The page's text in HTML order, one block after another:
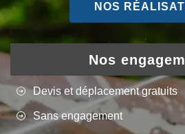
NOS
Nos
Devis et déplacement gratuits
Sans engagement